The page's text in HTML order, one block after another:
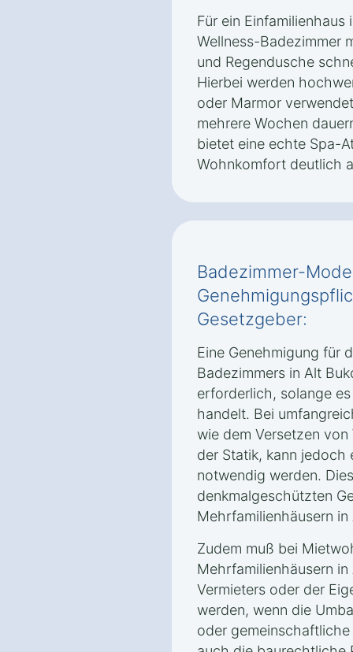
Für ein
Wellness-Badezimmer
und Regendusche
Hierbei werden
oder Marmor
mehrere Wochen
bietet eine echte Spa-
Wohnkomfort deutlich
Badezimmer-
Gesetzgeber:
Eine Genehmigung für
Badezimmers in Alt
erforderlich, solange
handelt. Bei
wie dem Versetzen
der Statik, kann jedoch
notwendig werden.
denkmalgeschützten
Mehrfamilienhäusern in
Zudem muß bei
Mehrfamilienhäusern
Vermieters oder der
werden, wenn die
oder